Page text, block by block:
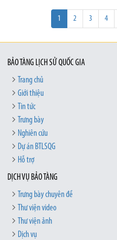
1 2 3 4
BẢO TÀNG LỊCH SỬ QUỐC GIA
Trang chủ
Giới thiệu
Tin tức
Trưng bày
Nghiên cứu
Dự án BTLSQG
Hỗ trợ
DỊCH VỤ BẢO TÀNG
Trưng bày chuyên đề
Thư viện video
Thư viện ảnh
Dịch vụ